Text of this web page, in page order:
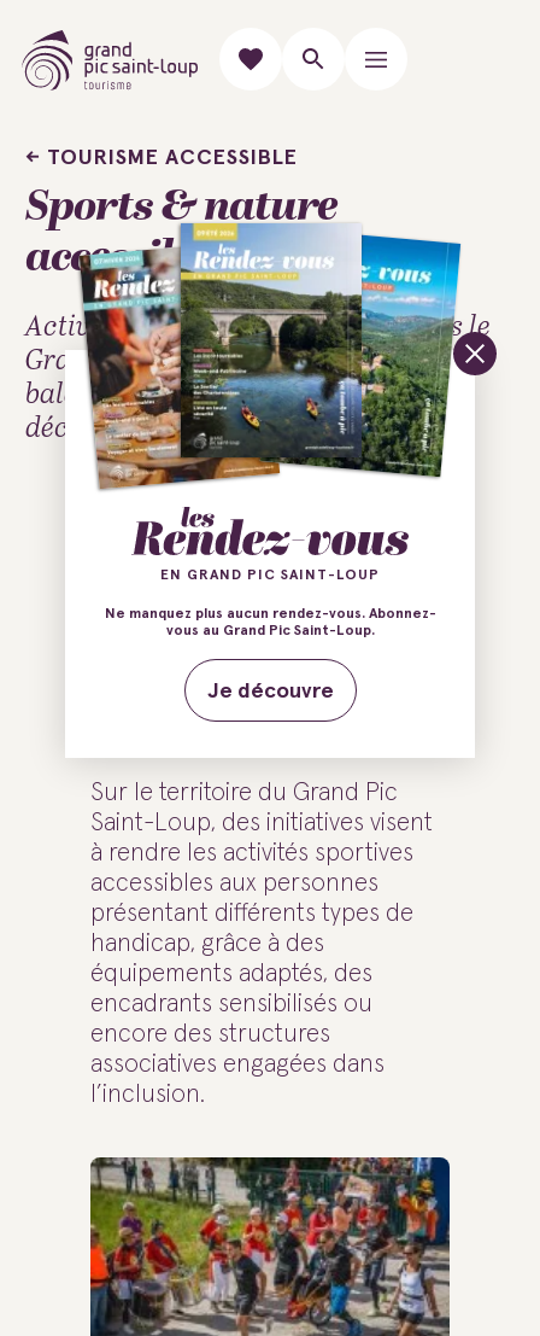
TOURISME ACCESSIBLE
Sports & nature
accessibles
Activités sportives accessibles dans le
Grand Pic Saint-Loup : randonnées
balades ou encore planeur pour
découvrir autrement le territoire.
Des
expériences de
loisirs pensées
pour chacun.
Sur le territoire du Grand Pic
Saint-Loup, des initiatives visent
à rendre les activités sportives
accessibles aux personnes
présentant différents types de
handicap, grâce à des
équipements adaptés, des
encadrants sensibilisés ou
encore des structures
associatives engagées dans
l’inclusion.
EN GRAND PIC SAINT-LOUP
Ne manquez plus aucun rendez-vous. Abonnez-
vous au Grand Pic Saint-Loup.
Je découvre